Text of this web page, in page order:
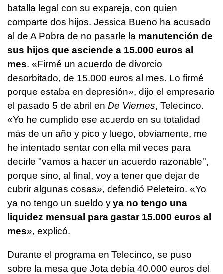
batalla legal con su expareja, con quien
comparte dos hijos. Jessica Bueno ha acusado
al de A Pobra de no pasarle la manutención de
sus hijos que asciende a 15.000 euros al
mes. «Firmé un acuerdo de divorcio
desorbitado, de 15.000 euros al mes. Lo firmé
porque estaba en depresión», dijo el empresario
el pasado 5 de abril en De Viernes, Telecinco.
«Yo he cumplido ese acuerdo en su totalidad
más de un año y pico y luego, obviamente, me
he intentado sentar con ella mil veces para
decirle "vamos a hacer un acuerdo razonable'',
porque sino, al final, voy a tener que dejar de
cubrir algunas cosas», defendió Peleteiro. «Yo
ya no tengo un sueldo y ya no tengo una
liquidez mensual para gastar 15.000 euros al
mes», explicó.
Durante el programa en Telecinco, se puso
sobre la mesa que Jota debía 40.000 euros del